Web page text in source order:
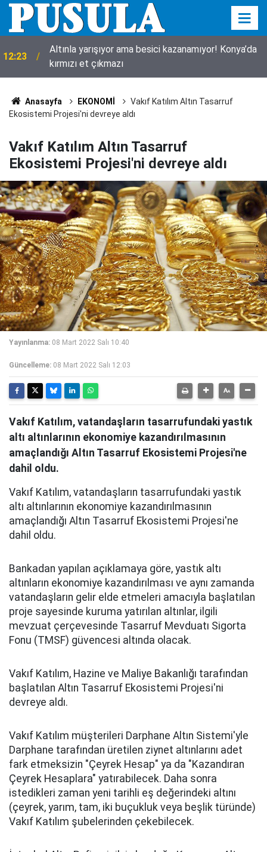
11:55
Konya’da kayıp kuzu için seferberlik! 10 metrelik
çukurdan sağ çıktı
Anasayfa EKONOMİ
Vakıf Katılım Altın Tasarruf
Ekosistemi Projesi'ni devreye aldı
Vakıf Katılım Altın Tasarruf
Ekosistemi Projesi'ni devreye aldı
Yayınlanma: 08 Mart 2022 Salı 10:40
Güncelleme: 08 Mart 2022 Salı 12:03
Vakıf Katılım, vatandaşların tasarrufundaki yastık
altı altınlarının ekonomiye kazandırılmasının
amaçlandığı Altın Tasarruf Ekosistemi Projesi'ne
dahil oldu.
Vakıf Katılım, vatandaşların tasarrufundaki yastık
altı altınlarının ekonomiye kazandırılmasının
amaçlandığı Altın Tasarruf Ekosistemi Projesi'ne
dahil oldu.
Bankadan yapılan açıklamaya göre, yastık altı
altınların ekonomiye kazandırılması ve aynı zamanda
vatandaşların gelir elde etmeleri amacıyla başlatılan
proje sayesinde kuruma yatırılan altınlar, ilgili
mevzuat çerçevesinde Tasarruf Mevduatı Sigorta
Fonu (TMSF) güvencesi altında olacak.
Vakıf Katılım, Hazine ve Maliye Bakanlığı tarafından
başlatılan Altın Tasarruf Ekosistemi Projesi'ni
devreye aldı.
Vakıf Katılım müşterileri Darphane Altın Sistemi'yle
Darphane tarafından üretilen ziynet altınlarını adet
fark etmeksizin "Çeyrek Hesap" ya da "Kazandıran
Çeyrek Hesaplara" yatırabilecek. Daha sonra
istedikleri zaman yeni tarihli eş değerindeki altını
(çeyrek, yarım, tam, iki buçukluk veya beşlik türünde)
Vakıf Katılım şubelerinden çekebilecek.